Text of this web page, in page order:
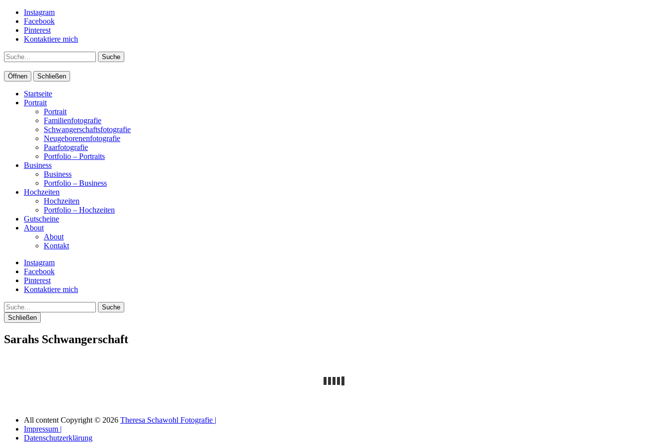
Instagram
Facebook
Pinterest
Kontaktiere mich
Suche
Öffnen Schließen
Startseite
Portrait
Portrait
Familienfotografie
Schwangerschaftsfotografie
Neugeborenenfotografie
Paarfotografie
Portfolio – Portraits
Business
Business
Portfolio – Business
Hochzeiten
Hochzeiten
Portfolio – Hochzeiten
Gutscheine
About
About
Kontakt
Instagram
Facebook
Pinterest
Kontaktiere mich
Suche
Schließen
Sarahs Schwangerschaft
All content Copyright © 2026 Theresa Schawohl Fotografie |
Impressum |
Datenschutzerklärung